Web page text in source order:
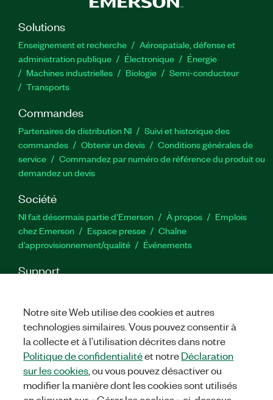
Solutions
Enseignement et recherche
Aérospatiale, défense et
administration publique
Électronique
Énergie​
Machines industrielles
Biologie
Semi-conducteur
Transports
Commandes
Partenaires de distribution NI
Suivi et historique des
commandes
Obtenir un devis
Conditions générales de
service
Commandez par numéro de référence du produit ou
demandez un devis
Société
NI fait désormais partie d'Emerson À propos
Emplois
chez Emerson
Espace presse
Chaîne
d’approvisionnement/qualité
Événements
Support
service
Commentaires sur le site
TwitterYouTube
Notre site Web utilise des cookies et autres
technologies similaires. Vous pouvez consentir à
la collecte et à l’utilisation décrites dans notre
Politique de confidentialitéet notreDéclaration
sur les cookies , ou vous pouvez désactiver ou
modifier la manière dont les cookies sont utilisés